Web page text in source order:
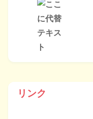
リンク